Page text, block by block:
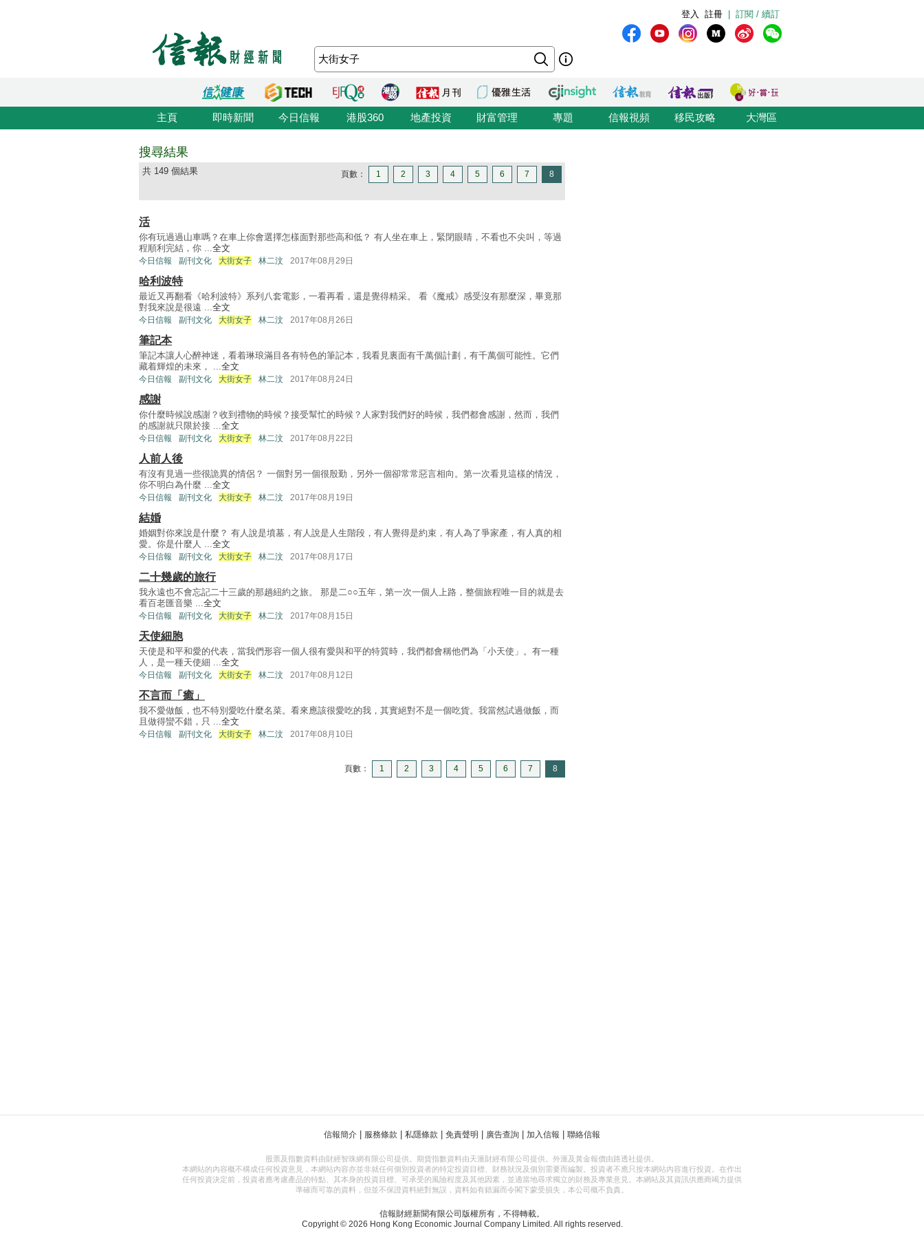
訂閱 / 續訂
註冊
登入
主頁 即時新聞 今日信報 港股360 地產投資 財富管理 專題 信報視頻 移民攻略 大灣區
搜尋結果
共 149 個結果 頁數： 1 2 3 4 5 6 7 8
活
你有玩過過山車嗎？在車上你會選擇怎樣面對那些高和低？ 有人坐在車上，緊閉眼睛，不看也不尖叫，等過
程順利完結，你 ...全文
今日信報 副刊文化 大街女子 林二汶 2017年08月29日
哈利波特
最近又再翻看《哈利波特》系列八套電影，一看再看，還是覺得精采。 看《魔戒》感受沒有那麼深，畢竟那
對我來說是很遠 ...全文
今日信報 副刊文化 大街女子 林二汶 2017年08月26日
筆記本
筆記本讓人心醉神迷，看着琳琅滿目各有特色的筆記本，我看見裏面有千萬個計劃，有千萬個可能性。它們
藏着輝煌的未來， ...全文
今日信報 副刊文化 大街女子 林二汶 2017年08月24日
感謝
你什麼時候說感謝？收到禮物的時候？接受幫忙的時候？人家對我們好的時候，我們都會感謝，然而，我們
的感謝就只限於接 ...全文
今日信報 副刊文化 大街女子 林二汶 2017年08月22日
人前人後
有沒有見過一些很詭異的情侶？ 一個對另一個很殷勤，另外一個卻常常惡言相向。第一次看見這樣的情況，
你不明白為什麼 ...全文
今日信報 副刊文化 大街女子 林二汶 2017年08月19日
結婚
婚姻對你來說是什麼？ 有人說是墳墓，有人說是人生階段，有人覺得是約束，有人為了爭家產，有人真的相
愛。你是什麼人 ...全文
今日信報 副刊文化 大街女子 林二汶 2017年08月17日
二十幾歲的旅行
我永遠也不會忘記二十三歲的那趟紐約之旅。 那是二○○五年，第一次一個人上路，整個旅程唯一目的就是去
看百老匯音樂 ...全文
今日信報 副刊文化 大街女子 林二汶 2017年08月15日
天使細胞
天使是和平和愛的代表，當我們形容一個人很有愛與和平的特質時，我們都會稱他們為「小天使」。有一種
人，是一種天使細 ...全文
今日信報 副刊文化 大街女子 林二汶 2017年08月12日
不言而「癒」
我不愛做飯，也不特別愛吃什麼名菜。看來應該很愛吃的我，其實絕對不是一個吃貨。我當然試過做飯，而
且做得蠻不錯，只 ...全文
今日信報 副刊文化 大街女子 林二汶 2017年08月10日
頁數： 1 2 3 4 5 6 7 8
信報簡介 服務條款 私隱條款 免責聲明 廣告查詢 加入信報 聯絡信報
股票及指數資料由財經智珠網有限公司提供。期貨指數資料由天滙財經有限公司提供。外滙及黃金報價由路透社提供。
本網站的內容概不構成任何投資意見，本網站內容亦並非就任何個別投資者的特定投資目標、財務狀況及個別需要而編製。投資者不應只按本網站內容進行投資。在作出
任何投資決定前，投資者應考慮產品的特點、其本身的投資目標、可承受的風險程度及其他因素，並適當地尋求獨立的財務及專業意見。本網站及其資訊供應商竭力提供
準確而可靠的資料，但並不保證資料絕對無誤，資料如有錯漏而令閣下蒙受損失，本公司概不負責。
信報財經新聞有限公司版權所有，不得轉載。
Copyright © 2026 Hong Kong Economic Journal Company Limited. All rights reserved.